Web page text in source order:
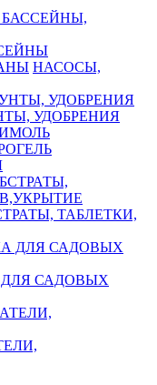
БАССЕЙНЫ,
НАСОСЫ,
УДОБРЕНИЯ
ТАБЛЕТКИ,
САДОВЫХ